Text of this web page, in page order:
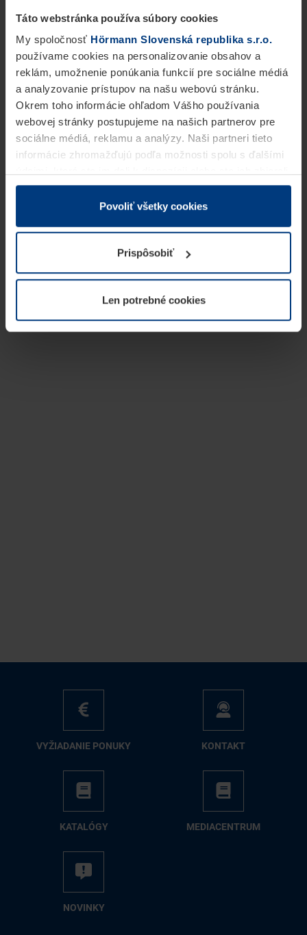
Táto webstránka používa súbory cookies
My spoločnosť Hörmann Slovenská republika s.r.o.
používame cookies na personalizovanie obsahov a
reklám, umožnenie ponúkania funkcií pre sociálne médiá
a analyzovanie prístupov na našu webovú stránku.
Okrem toho informácie ohľadom Vášho používania
webovej stránky postupujeme na našich partnerov pre
sociálne médiá, reklamu a analýzy. Naši partneri tieto
informácie zhromažďujú podľa možnosti spolu s ďalšími
v rámci Vášho využívania služieb.
Z právneho hľadiska môžeme cookies ukladať na Vašom
prevádzku tejto stránky. Pre všetky ostatné typy cookie
potrebujeme Vaše povolenie. Vaše povolenie môžete
kedykoľvek zmeniť alebo odvolať vo vysvetlení cookie
našej webovej stránky.
Povoliť všetky cookies
Prispôsobiť
Len potrebné cookies
VY­ŽIA­DA­NIE PO­NU­KY KON­TAKT
KA­TA­LÓ­GY ME­DIA­CEN­TRUM
NO­VIN­KY